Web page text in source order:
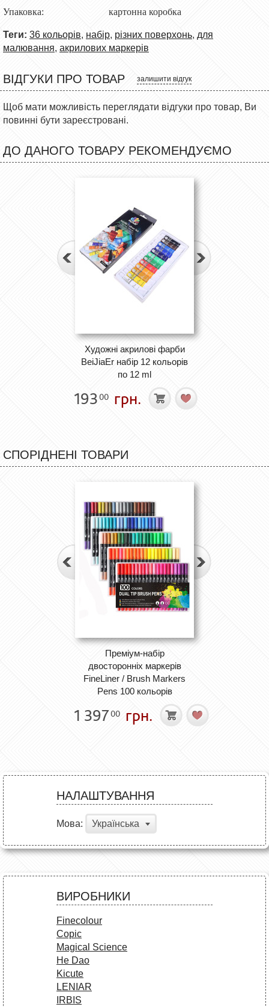
Упаковка: картонна коробка
Теги: 36 кольорів, набір, різних поверхонь, для
малювання, акрилових маркерів
ВІДГУКИ ПРО ТОВАР залишити відгук
Щоб мати можливість переглядати відгуки про товар, Ви
повинні бути зареєстровані.
ДО ДАНОГО ТОВАРУ РЕКОМЕНДУЄМО
Художні акрилові фарби
BeiJiaEr набір 12 кольорів
по 12 ml
19300 грн.
СПОРІДНЕНІ ТОВАРИ
Преміум-набір
двосторонніх маркерів
FineLiner / Brush Markers
Pens 100 кольорів
1 39700 грн.
НАЛАШТУВАННЯ
Мова: Українська
ВИРОБНИКИ
Finecolour
Copic
Magical Science
He Dao
Kicute
LENIAR
IRBIS